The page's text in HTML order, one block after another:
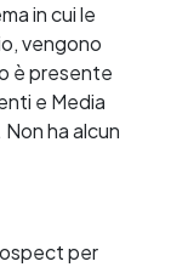
in cui le
vengono
è presente
e Media
ha alcun
per